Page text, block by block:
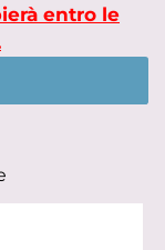
entro le